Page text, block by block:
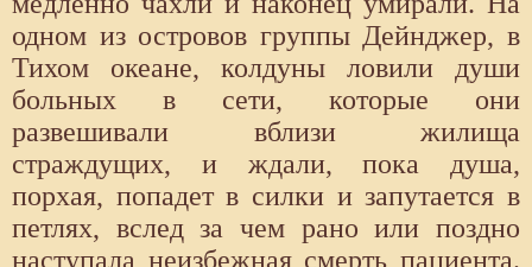
одном из островов группы Дейнджер, в
Тихом океане, колдуны ловили души
больных в сети, которые они
развешивали вблизи жилища
страждущих, и ждали, пока душа,
порхая, попадет в силки и запутается в
петлях, вслед за чем рано или поздно
наступала неизбежная смерть пациента.